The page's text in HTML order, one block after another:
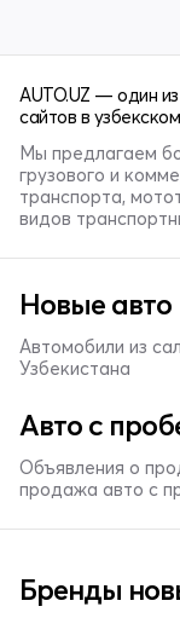
AUTO.UZ — один
сайтов в
Мы предлагаем
грузового и
транспорта,
видов
Новые авто
Автомобили из
Узбекистана
Авто с
Объявления о
продажа авто с
Бренды